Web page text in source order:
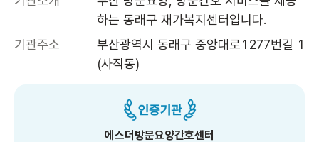
하는 동래구 재가복지센터입니다.
기관주소
부산광역시 동래구 중앙대로1277번길 1
(사직동)
에스더방문요양간호센터